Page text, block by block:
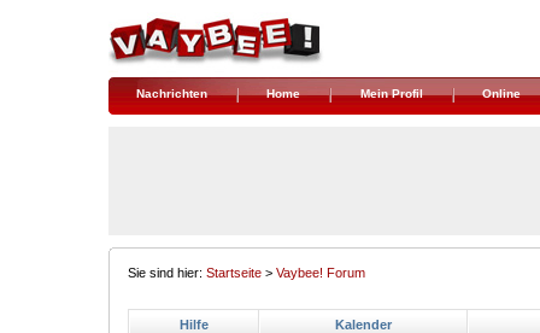
Nachrichten Home Mein Profil Online
Sie sind hier: Startseite > Vaybee! Forum
Hilfe Kalender